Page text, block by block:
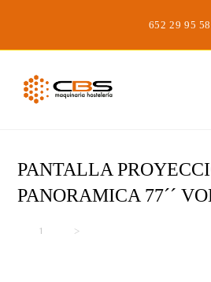
contenido
652 29 95 58
PANTALLA
PANORAMICA 77´´
>